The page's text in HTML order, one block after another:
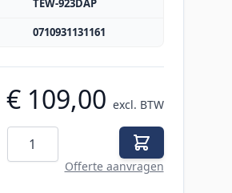
TEW-923DAP
0710931131161
€ 109,00 excl. BTW
Aantal
Offerte aanvragen